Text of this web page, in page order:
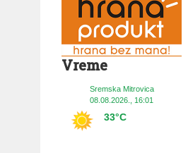
Vreme
Sremska Mitrovica
08.08.2026., 16:01
33°C